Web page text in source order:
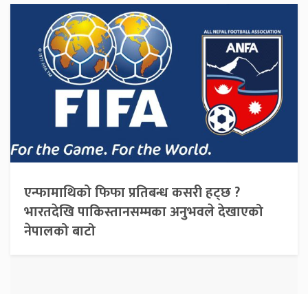
एन्फामाथिको फिफा प्रतिबन्ध कसरी हट्छ ?
भारतदेखि पाकिस्तानसम्मका अनुभवले देखाएको
नेपालको बाटो